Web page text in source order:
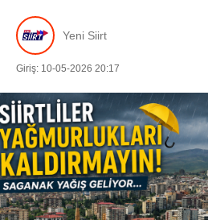
BAYKAN
PERVARI
TILLO
GÜNDEM
NÖBETÇI ECZANELER
Yeni Siirt
Giriş: 10-05-2026 20:17